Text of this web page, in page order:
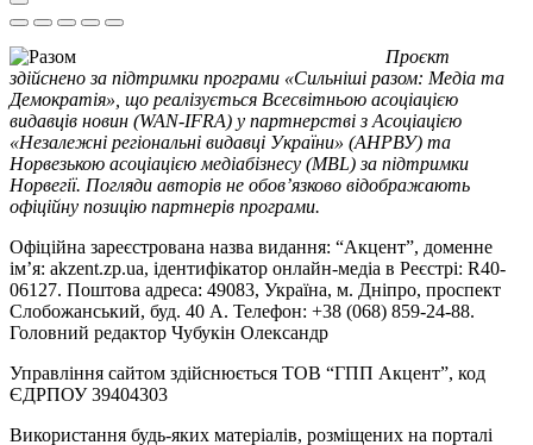
Проєкт
здійснено за підтримки програми «Сильніші разом: Медіа та
Демократія», що реалізується Всесвітньою асоціацією
видавців новин (WAN-IFRA) у партнерстві з Асоціацією
«Незалежні регіональні видавці України» (АНРВУ) та
Норвезькою асоціацією медіабізнесу (MBL) за підтримки
Норвегії. Погляди авторів не обов’язково відображають
офіційну позицію партнерів програми.
Офіційна зареєстрована назва видання: “Акцент”, доменне
ім’я: akzent.zp.ua, ідентифікатор онлайн-медіа в Реєстрі: R40-
06127. Поштова адреса: 49083, Україна, м. Дніпро, проспект
Слобожанський, буд. 40 А. Телефон: +38 (068) 859-24-88.
Головний редактор Чубукін Олександр
Управління сайтом здійснюється ТОВ “ГПП Акцент”, код
ЄДРПОУ 39404303
Використання будь-яких матеріалів, розміщених на порталі